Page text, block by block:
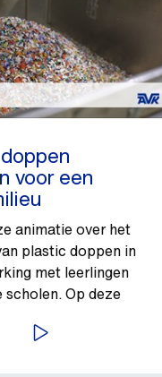
voor een
animatie over het
plastic doppen in
met leerlingen
scholen. Op deze
BEKIJK VIDEO